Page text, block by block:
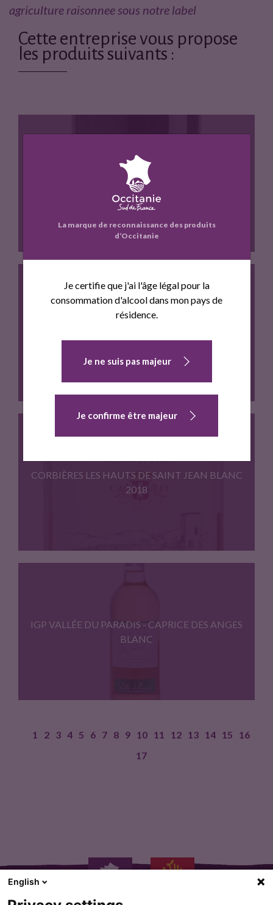
agriculture raisonnee sous notre label
Cette entreprise vous propose
les produits suivants :
FITOU F DE CASCASTEL
Carignan 45% Grenache noir 25%…
CORBIÈRES LES HAUTS DE SAINT JEAN BLANC
2018
IGP VALLÉE DU PARADIS - CAPRICE DES ANGES
BLANC
1 2 3 4 5 6 7 8 9 10 11 12 13 14 15
16
17
La marque de reconnaissance des produits
d’Occitanie
Je certifie que j'ai l'âge légal pour la
consommation d'alcool dans mon pays de
résidence.
Je ne suis pas majeur
Je confirme être majeur
English